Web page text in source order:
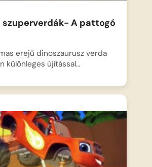
szuperverdák- A pattogó
erejű dinoszaurusz verda
különleges újítással…